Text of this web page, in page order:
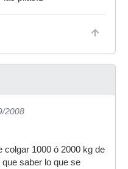
2008
colgar 1000 ó 2000 kg de
saber lo que se